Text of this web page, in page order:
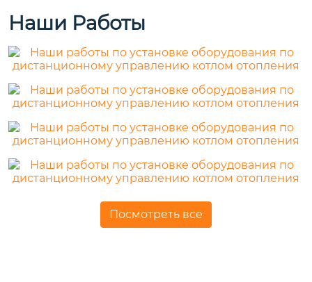
Наши Работы
Посмотреть все